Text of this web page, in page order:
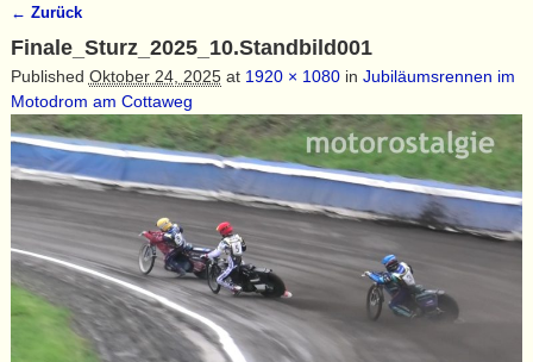
Bilder-Navigation
← Zurück
Finale_Sturz_2025_10.Standbild001
Published Oktober 24, 2025at 1920 × 1080in Jubiläumsrennen im
Motodrom am Cottaweg